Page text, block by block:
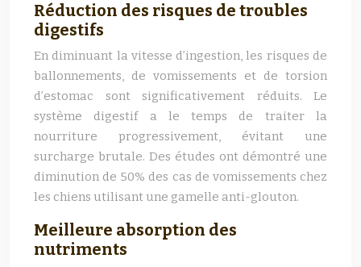
Réduction des risques de troubles
digestifs
En diminuant la vitesse d’ingestion, les risques de
ballonnements, de vomissements et de torsion
d’estomac sont significativement réduits. Le
système digestif a le temps de traiter la
nourriture progressivement, évitant une
surcharge brutale. Des études ont démontré une
diminution de 50% des cas de vomissements chez
les chiens utilisant une gamelle anti-glouton.
Meilleure absorption des
nutriments